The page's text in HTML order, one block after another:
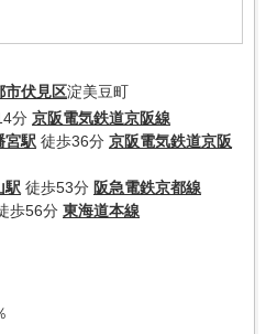
市伏見区淀美豆町
分 京阪電気鉄道京阪線
宮駅 徒歩36分 京阪電気鉄道京阪
駅 徒歩53分 阪急電鉄京都線
歩56分 東海道本線